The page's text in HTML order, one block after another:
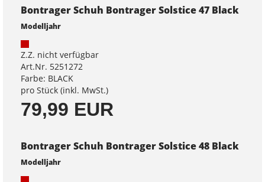
Bontrager Schuh Bontrager Solstice 47 Black
Modelljahr
Z.Z. nicht verfügbar
Art.Nr. 5251272
Farbe: BLACK
pro Stück (inkl. MwSt.)
79,99 EUR
Bontrager Schuh Bontrager Solstice 48 Black
Modelljahr